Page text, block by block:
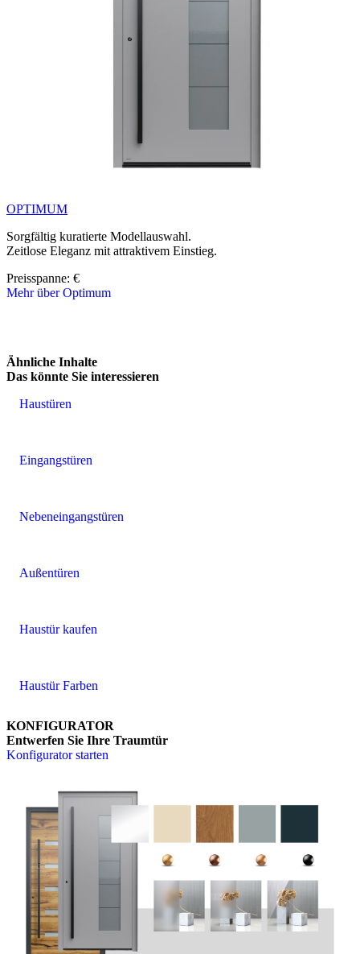
OPTIMUM
Sorgfältig kuratierte Modellauswahl.
Zeitlose Eleganz mit attraktivem Einstieg.
Preisspanne: €
Mehr über Optimum
Ähnliche Inhalte
Das könnte Sie interessieren
Haustüren
Eingangstüren
Nebeneingangstüren
Außentüren
Haustür kaufen
Haustür Farben
KONFIGURATOR
Entwerfen Sie Ihre Traumtür
Konfigurator starten